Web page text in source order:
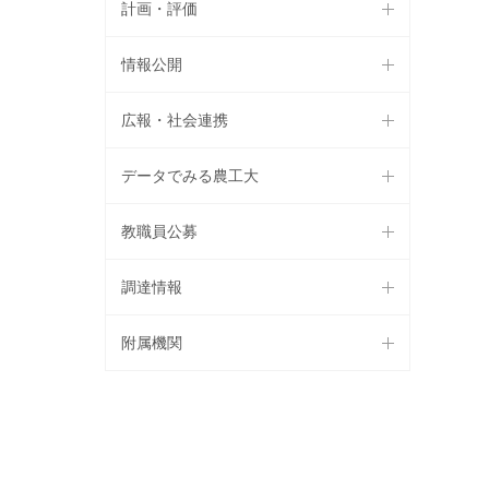
計画・評価
情報公開
広報・社会連携
データでみる農工大
教職員公募
調達情報
附属機関